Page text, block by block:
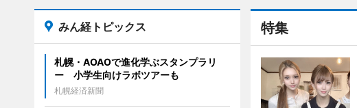
特集
みん経トピックス
札幌・AOAOで進化学ぶスタンプラリ
ー 小学生向けラボツアーも
札幌経済新聞